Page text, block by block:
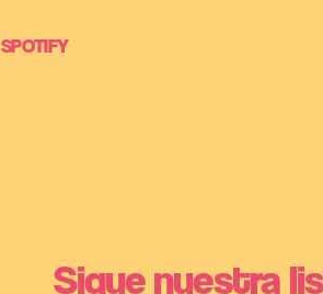
SPOTIFY
Sigue nuestra